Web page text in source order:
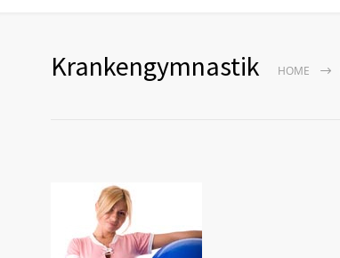
Krankengymnastik HOME